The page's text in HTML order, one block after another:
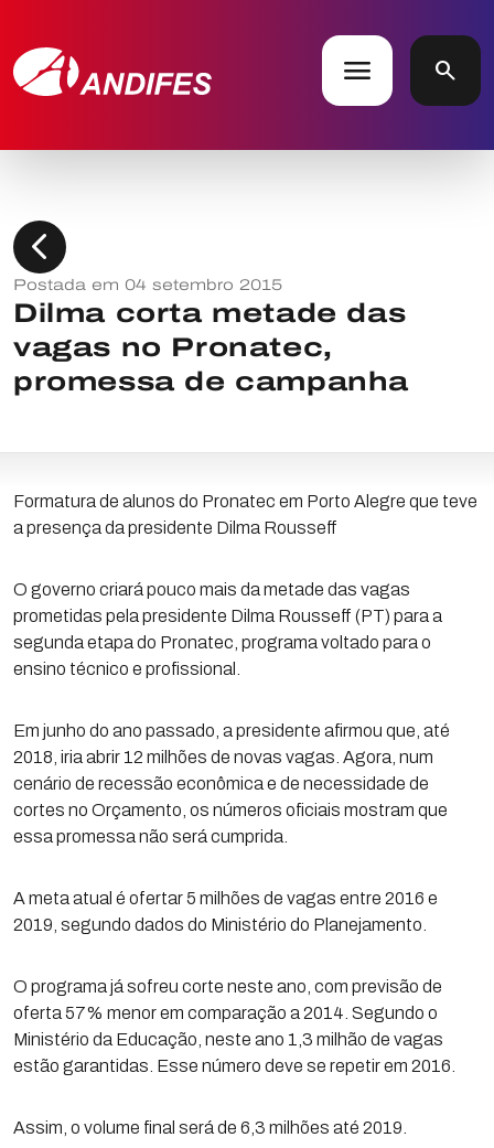
menu search
chevron_left
Postada em 04 setembro 2015
Dilma corta metade das
vagas no Pronatec,
promessa de campanha
Formatura de alunos do Pronatec em Porto Alegre que teve
a presença da presidente Dilma Rousseff
O governo criará pouco mais da metade das vagas
prometidas pela presidente Dilma Rousseff (PT) para a
segunda etapa do Pronatec, programa voltado para o
ensino técnico e profissional.
Em junho do ano passado, a presidente afirmou que, até
2018, iria abrir 12 milhões de novas vagas. Agora, num
cenário de recessão econômica e de necessidade de
cortes no Orçamento, os números oficiais mostram que
essa promessa não será cumprida.
A meta atual é ofertar 5 milhões de vagas entre 2016 e
2019, segundo dados do Ministério do Planejamento.
O programa já sofreu corte neste ano, com previsão de
oferta 57% menor em comparação a 2014. Segundo o
Ministério da Educação, neste ano 1,3 milhão de vagas
estão garantidas. Esse número deve se repetir em 2016.
Assim, o volume final será de 6,3 milhões até 2019.